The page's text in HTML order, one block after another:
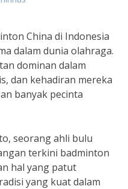
China di Indonesia
dalam dunia olahraga.
dominan dalam
dan kehadiran mereka
banyak pecinta
seorang ahli bulu
terkini badminton
hal yang patut
yang kuat dalam